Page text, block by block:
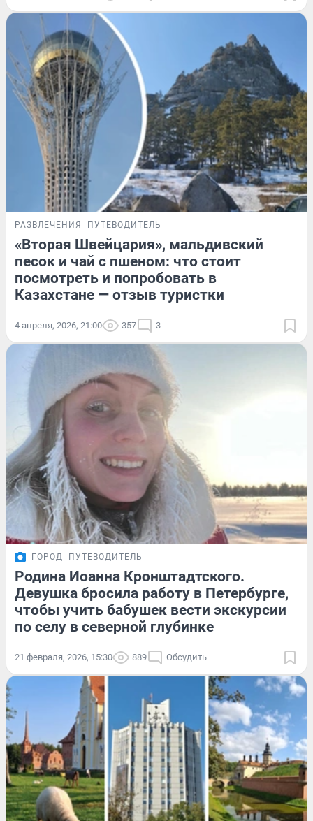
РАЗВЛЕЧЕНИЯ ПУТЕВОДИТЕЛЬ
«Вторая Швейцария», мальдивский
песок и чай с пшеном: что стоит
посмотреть и попробовать в
Казахстане — отзыв туристки
4 апреля, 2026, 21:00 357 3
ГОРОД ПУТЕВОДИТЕЛЬ
Родина Иоанна Кронштадтского.
Девушка бросила работу в Петербурге,
чтобы учить бабушек вести экскурсии
по селу в северной глубинке
21 февраля, 2026, 15:30 889 Обсудить